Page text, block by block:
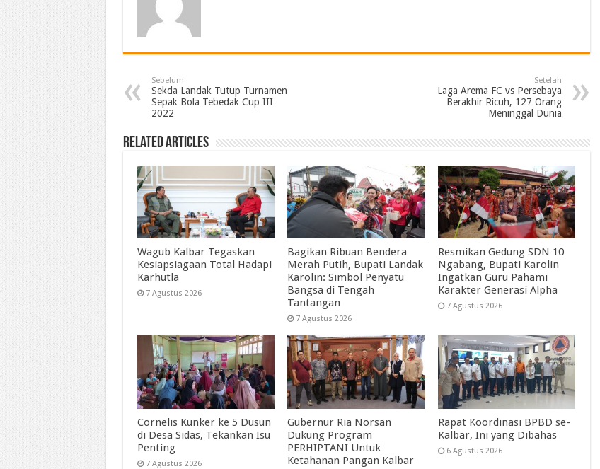
Sebelum
Sekda Landak Tutup Turnamen
Sepak Bola Tebedak Cup III
2022
Setelah
Laga Arema FC vs Persebaya
Berakhir Ricuh, 127 Orang
Meninggal Dunia
Related Articles
Wagub Kalbar Tegaskan
Kesiapsiagaan Total Hadapi
Karhutla
7 Agustus 2026
Bagikan Ribuan Bendera
Merah Putih, Bupati Landak
Karolin: Simbol Penyatu
Bangsa di Tengah
Tantangan
7 Agustus 2026
Resmikan Gedung SDN 10
Ngabang, Bupati Karolin
Ingatkan Guru Pahami
Karakter Generasi Alpha
7 Agustus 2026
Cornelis Kunker ke 5 Dusun
di Desa Sidas, Tekankan Isu
Penting
7 Agustus 2026
Gubernur Ria Norsan
Dukung Program
PERHIPTANI Untuk
Ketahanan Pangan Kalbar
Rapat Koordinasi BPBD se-
Kalbar, Ini yang Dibahas
6 Agustus 2026